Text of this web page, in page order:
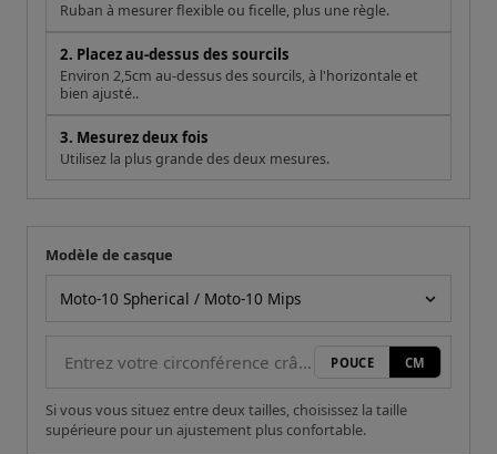
Ruban à mesurer flexible ou ficelle, plus une règle.
2. Placez au-dessus des sourcils
Environ 2,5cm au-dessus des sourcils, à l'horizontale et
bien ajusté..
3. Mesurez deux fois
Utilisez la plus grande des deux mesures.
Votre mesure
Modèle de casque
POUCE CM
Si vous vous situez entre deux tailles, choisissez la taille
supérieure pour un ajustement plus confortable.